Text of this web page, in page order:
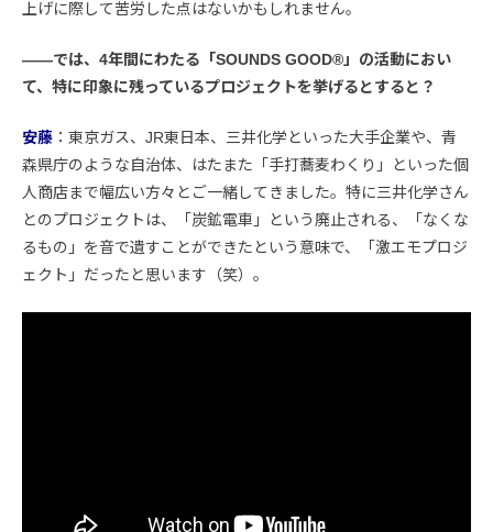
上げに際して苦労した点はないかもしれません。
――では、4年間にわたる「SOUNDS GOOD®︎」の活動におい
て、特に印象に残っているプロジェクトを挙げるとすると？
安藤 ：東京ガス、JR東日本、三井化学といった大手企業や、青
森県庁のような自治体、はたまた「手打蕎麦わくり」といった個
人商店まで幅広い方々とご一緒してきました。特に三井化学さん
とのプロジェクトは、「炭鉱電車」という廃止される、「なくな
るもの」を音で遺すことができたという意味で、「激エモプロジ
ェクト」だったと思います（笑）。